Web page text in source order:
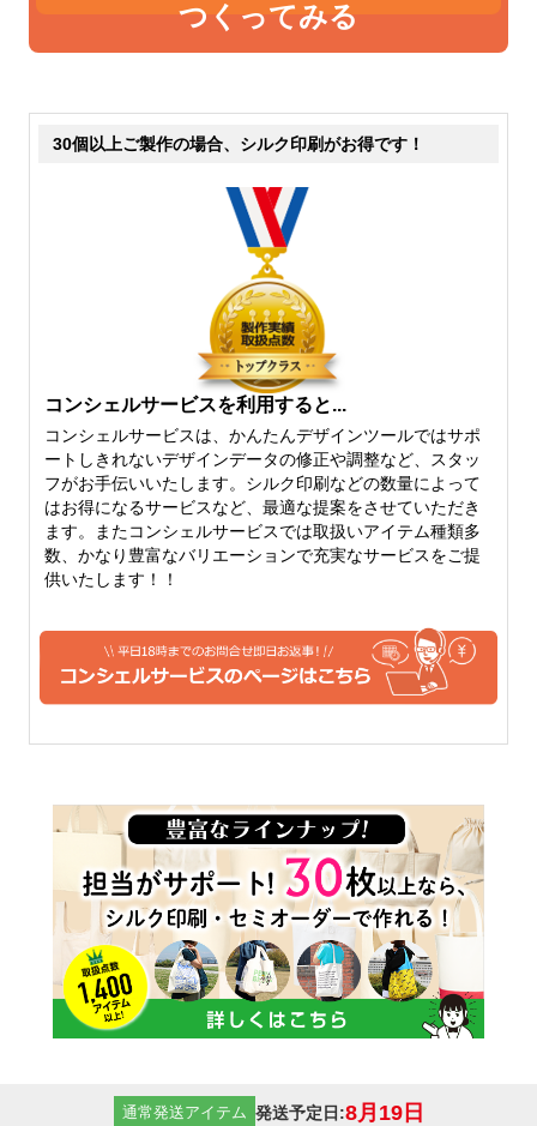
つくってみる
30個以上ご製作の場合、シルク印刷がお得です！
コンシェルサービスを利用すると...
コンシェルサービスは、かんたんデザインツールではサポ
ートしきれないデザインデータの修正や調整など、スタッ
フがお手伝いいたします。シルク印刷などの数量によって
はお得になるサービスなど、最適な提案をさせていただき
ます。またコンシェルサービスでは取扱いアイテム種類多
数、かなり豊富なバリエーションで充実なサービスをご提
供いたします！！
通常発送アイテム 発送予定日:8月19日